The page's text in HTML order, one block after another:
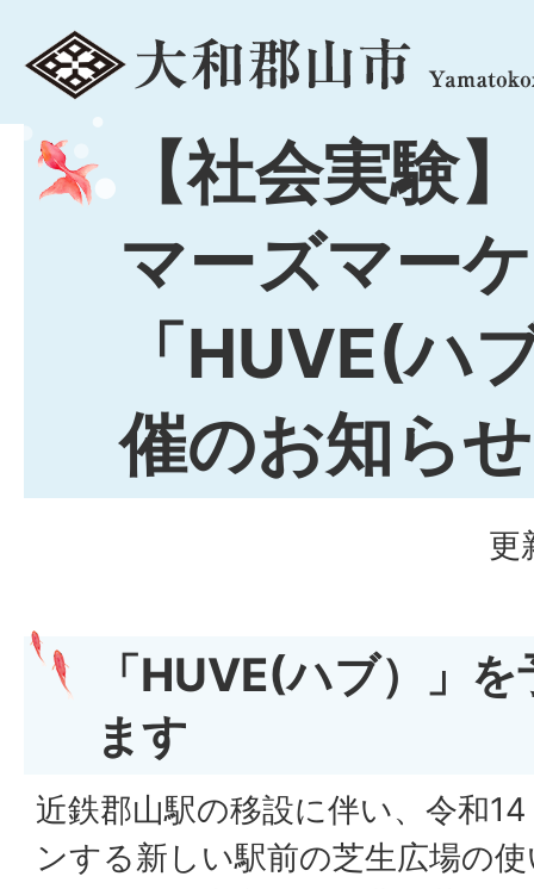
menu
【社会実験
マーズマー
「HUVE(ハ
催のお知らせ
更
「HUVE(ハブ）」
ます
近鉄郡山駅の移設に伴い、令和
ンする新しい駅前の芝生広場の